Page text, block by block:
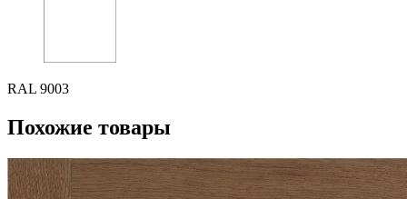
RAL 9003
Похожие товары